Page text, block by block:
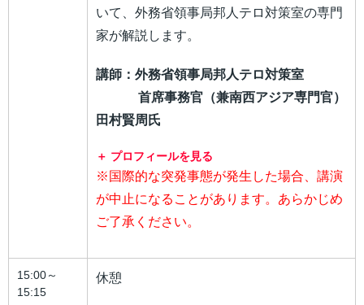
いて、外務省領事局邦人テロ対策室の専門
家が解説します。
講師：外務省領事局邦人テロ対策室
首席事務官（兼南西アジア専門官）
田村賢周氏
プロフィールを見る
※国際的な突発事態が発生した場合、講演
が中止になることがあります。あらかじめ
ご了承ください。
15:00～
15:15
休憩